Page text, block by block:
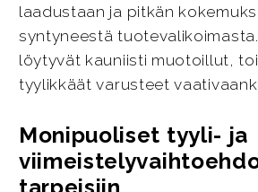
laadustaan ja pitkän
syntyneestä
löytyvät kauniisti muotoillut,
tyylikkäät varusteet
Monipuoliset tyyli- ja